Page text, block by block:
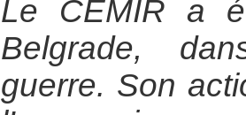
Le CEMIR a
Belgrade,
guerre. Son